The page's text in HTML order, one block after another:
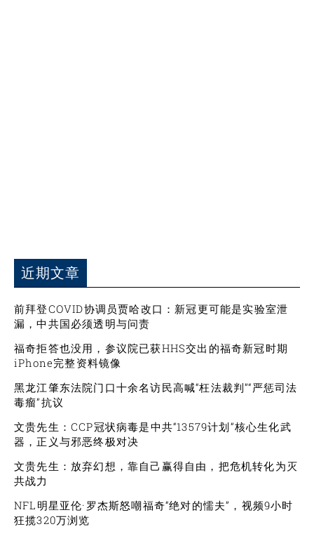
近期文章
前拜登COVID协调员贾哈改口：新冠更可能是实验室泄
漏，中共国必须透明与问责
福奇拒答也没用，参议院已获HHS交出的福奇新冠时期
iPhone完整资料镜像
黑龙江肇东法院门口十余名访民高喊“枉法裁判”“严惩司法
毒瘤”抗议
文贵先生：CCP冠状病毒是中共“13579计划”核心生化武
器，正义与邪恶终极对决
文贵先生：放弃幻想，靠自己赢得自由，把危机转化为灭
共战力
NFL明星亚伦·罗杰斯怒嘲福奇“绝对的懦夫”，视频9小时
狂揽320万浏览